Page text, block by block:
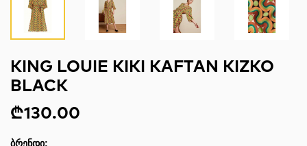
KING LOUIE KIKI KAFTAN KIZKO
BLACK
₾130.00
ᲑᲠᲔᲜᲓᲘ: